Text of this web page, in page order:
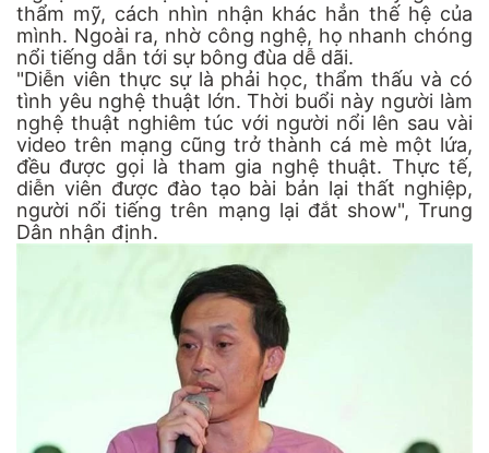
thẩm mỹ, cách nhìn nhận khác hẳn thế hệ của
mình. Ngoài ra, nhờ công nghệ, họ nhanh chóng
nổi tiếng dẫn tới sự bông đùa dễ dãi.
"Diễn viên thực sự là phải học, thẩm thấu và có
tình yêu nghệ thuật lớn. Thời buổi này người làm
nghệ thuật nghiêm túc với người nổi lên sau vài
video trên mạng cũng trở thành cá mè một lứa,
đều được gọi là tham gia nghệ thuật. Thực tế,
diễn viên được đào tạo bài bản lại thất nghiệp,
người nổi tiếng trên mạng lại đắt show", Trung
Dân nhận định.